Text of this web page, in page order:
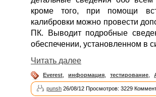
кроме того, при помощи
калибровки можно провести
ПК. Выводит подробные
обеспечении, установленном в
Читать далее
Everest информация тестирование
punsh 26/08/12 Просмотров: 3229